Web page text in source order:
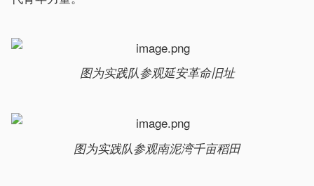
图为实践队参观延安革命旧址
图为实践队参观南泥湾千亩稻田